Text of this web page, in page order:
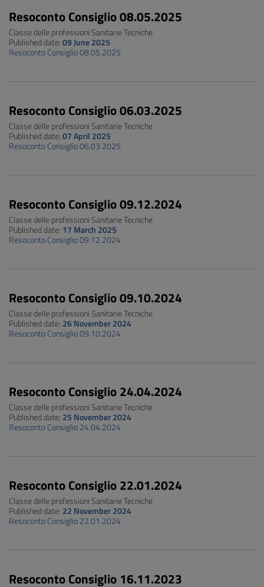
Resoconto Consiglio 08.05.2025
Classe delle professioni Sanitarie Tecniche
Published date:09 June 2025
Resoconto Consiglio 08.05.2025
Resoconto Consiglio 06.03.2025
Classe delle professioni Sanitarie Tecniche
Published date:07 April 2025
Resoconto Consiglio 06.03.2025
Resoconto Consiglio 09.12.2024
Classe delle professioni Sanitarie Tecniche
Published date: 17 March 2025
Resoconto Consiglio 09.12.2024
Resoconto Consiglio 09.10.2024
Classe delle professioni Sanitarie Tecniche
Published date: 26 November 2024
Resoconto Consiglio 09.10.2024
Resoconto Consiglio 24.04.2024
Classe delle professioni Sanitarie Tecniche
Published date: 25 November 2024
Resoconto Consiglio 24.04.2024
Resoconto Consiglio 22.01.2024
Classe delle professioni Sanitarie Tecniche
Published date: 22 November 2024
Resoconto Consiglio 22.01.2024
Resoconto Consiglio 16.11.2023